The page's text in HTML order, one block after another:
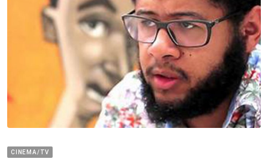
CINEMA/TV